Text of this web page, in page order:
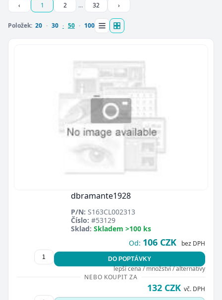
‹ 1 2 … 32 ›
Položek: 20 30 50 100
dbramante1928
P/N: S163CL002313
Číslo: #53129
Sklad: Skladem >100 ks
Od: 106 CZK bez DPH
DO POPTÁVKY
lepší cena / množství / alternativy
NEBO KOUPIT ZA
132 CZK vč. DPH